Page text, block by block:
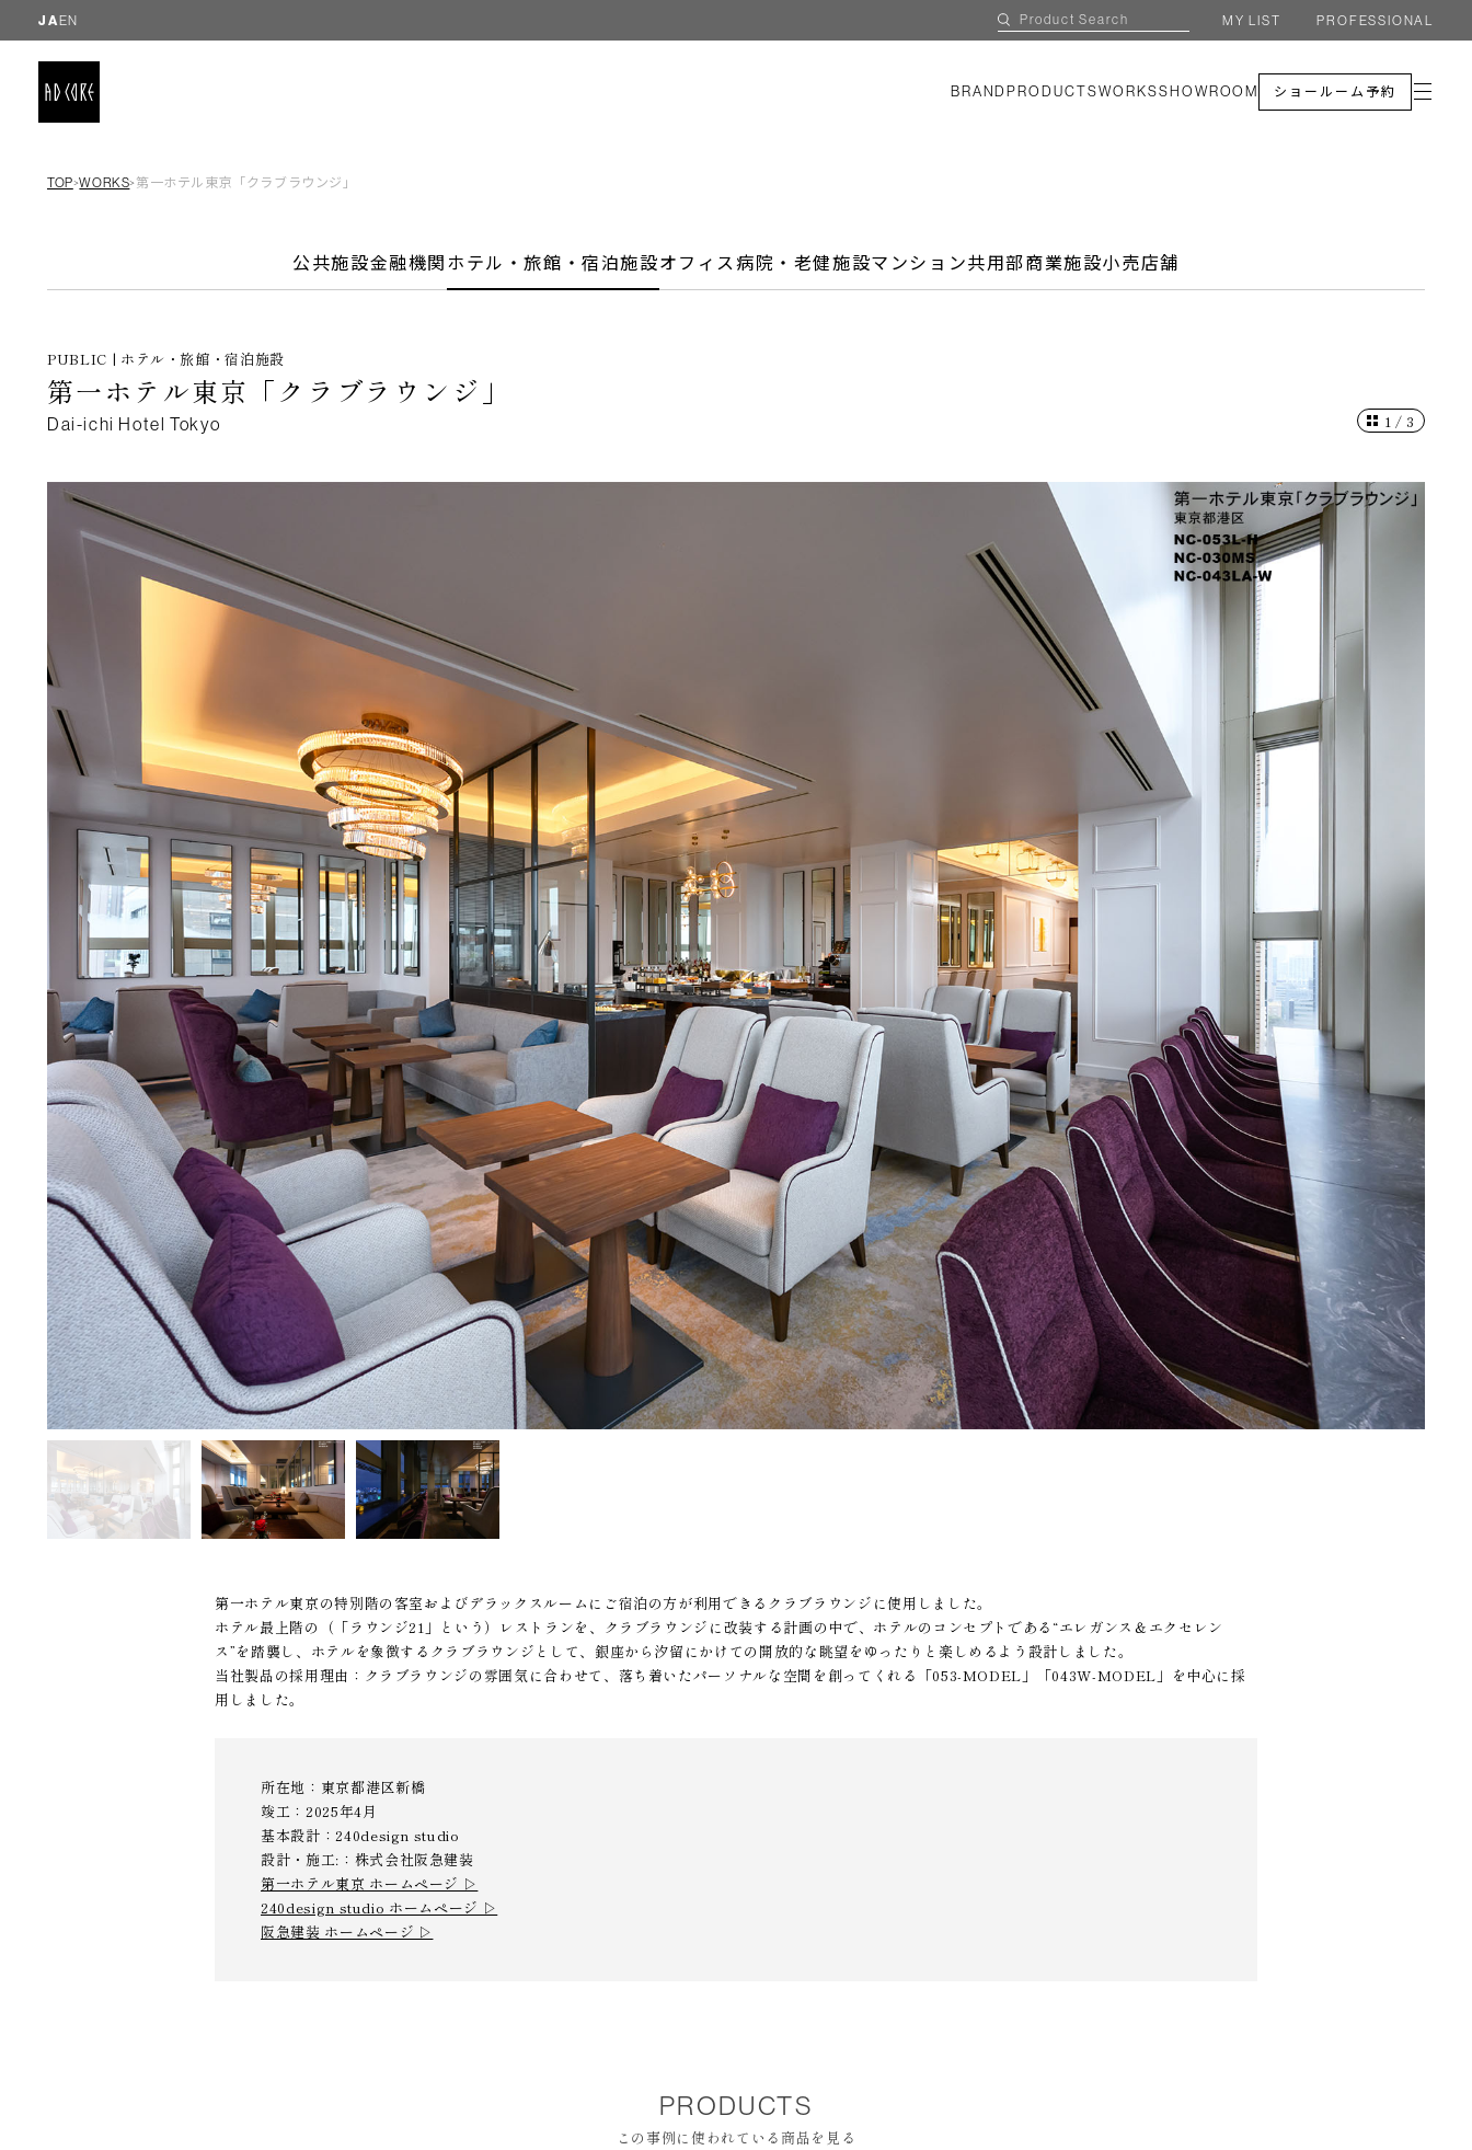
EN
JA MY LIST PROFESSIONAL
BRAND PRODUCTSWORKSSHOWROOM ショールーム予約
TOP＞WORKS＞第一ホテル東京「クラブラウンジ」
公共施設金融機関 ホテル・旅館・宿泊施設オフィス 病院・老健施設マンション共用部商業施設小売店舗
PUBLIC | ホテル・旅館・宿泊施設
第一ホテル東京「クラブラウンジ」
Dai-ichi Hotel Tokyo 1 / 3
第一ホテル東京の特別階の客室およびデラックスルームにご宿泊の方が利用できるクラブラウンジに使用しました。
ホテル最上階の（「ラウンジ21」という）レストランを、クラブラウンジに改装する計画の中で、ホテルのコンセプトである“エレガンス＆エクセレン
ス”を踏襲し、ホテルを象徴するクラブラウンジとして、銀座から汐留にかけての開放的な眺望をゆったりと楽しめるよう設計しました。
当社製品の採用理由：クラブラウンジの雰囲気に合わせて、落ち着いたパーソナルな空間を創ってくれる「053-MODEL」「043W-MODEL」を中心に採
用しました。
所在地：東京都港区新橋
竣工：2025年4月
基本設計：240design studio
設計・施工:：株式会社阪急建装
第一ホテル東京 ホームページ ▷
240design studio ホームページ ▷
阪急建装 ホームページ ▷
PRODUCTS
この事例に使われている商品を見る